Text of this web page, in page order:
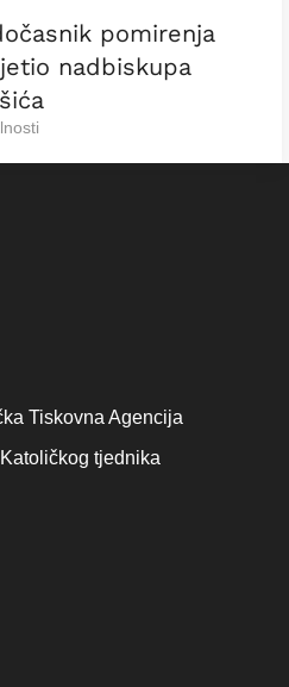
pomirenja
nadbiskupa
Tiskovna Agencija
tjednika